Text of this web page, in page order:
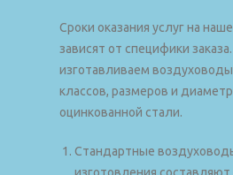
Сроки оказания услуг на
зависят от специфики
изготавливаем
классов, размеров и
оцинкованной стали.
Стандартные
изготовления